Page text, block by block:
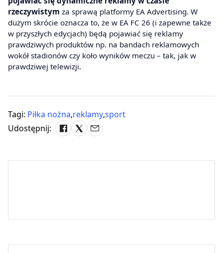
rzeczywistym za sprawą platformy EA Advertising. W
dużym skrócie oznacza to, że w EA FC 26 (i zapewne także
w przyszłych edycjach) będą pojawiać się reklamy
prawdziwych produktów np. na bandach reklamowych
wokół stadionów czy koło wyników meczu – tak, jak w
prawdziwej telewizji.
Tagi: Piłka nożna,reklamy,sport
Udostępnij: